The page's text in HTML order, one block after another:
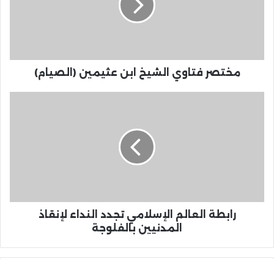
مختصر فتاوي الشيخ ابن عثيمين (الصيام)
رابطة العالم الإسلامي تجدد النداء لإنقاذ
المدنيين بالفلوجة